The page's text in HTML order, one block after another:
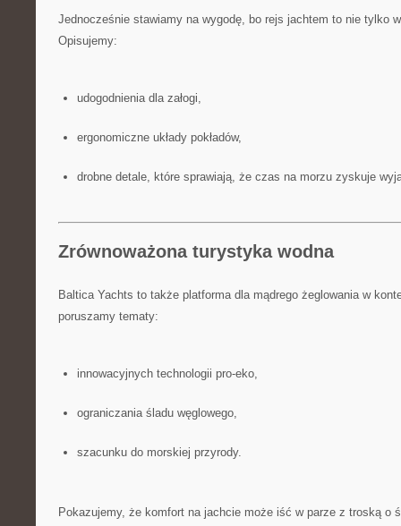
Jednocześnie stawiamy na wygodę, bo rejs jachtem to nie tylko
Opisujemy:
udogodnienia dla załogi,
ergonomiczne układy pokładów,
drobne detale, które sprawiają, że czas na morzu zyskuje
Zrównoważona turystyka wodna
Baltica Yachts to także platforma dla mądrego żeglowania w
poruszamy tematy:
innowacyjnych technologii pro-eko,
ograniczania śladu węglowego,
szacunku do morskiej przyrody.
Pokazujemy, że komfort na jachcie może iść w parze z troską o